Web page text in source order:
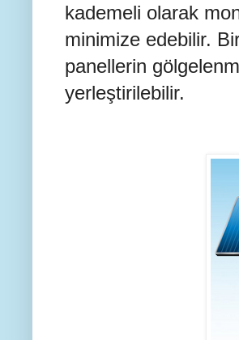
kademeli olarak
minimize edebilir.
panellerin
yerleştirilebilir.